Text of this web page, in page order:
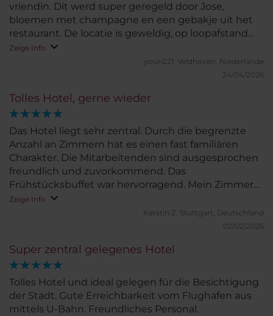
Tolles Hotel, gerne wieder
Das Hotel liegt sehr zentral. Durch die begrenzte
Anzahl an Zimmern hat es einen fast familiären
Charakter. Die Mitarbeitenden sind ausgesprochen
freundlich und zuvorkommend. Das
Frühstücksbuffet war hervorragend. Mein Zimmer
war sehr gemütlich eingerichtet und das gesamte
Zeige Info
Kerstin Z. Stuttgart, Deutschland
02/02/2026
Super zentral gelegenes Hotel
Tolles Hotel und ideal gelegen für die Besichtigung
der Stadt. Gute Erreichbarkeit vom Flughafen aus
mittels U-Bahn. Freundliches Personal.
vriendin. Dit werd super geregeld door Jose,
bloemen met champagne en een gebakje uit het
restaurant. De locatie is geweldig, op loopafstand
van alle leuke restaurantjes. Kamer was goed
schoon en zeer comfortabel, badkamer uitstekend
Zeige Info
youri221. Veldhoven, Niederlande
24/04/2026